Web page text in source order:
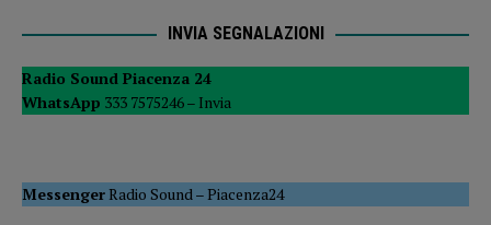
INVIA SEGNALAZIONI
Radio Sound Piacenza 24
WhatsApp 333 7575246 – Invia
MessengerRadio Sound –Piacenza24